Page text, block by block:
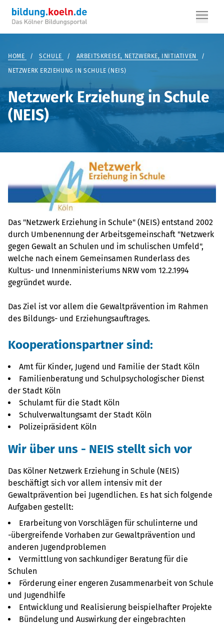
HOME / SCHULE / ARBEITSKREISE, NETZWERKE, INITIATIVEN /
NETZWERK ERZIEHUNG IN SCHULE (NEIS)
Netzwerk Erziehung in Schule
(NEIS)
Das "Netzwerk Erziehung in Schule" (NEIS) entstand 2002
durch Umbenennung der Arbeitsgemeinschaft "Netzwerk
gegen Gewalt an Schulen und im schulischen Umfeld",
welche nach einem Gemeinsamen Runderlass des
Kultus- und Innenministeriums NRW vom 12.2.1994
gegründet wurde.
Das Ziel ist vor allem die Gewaltprävention im Rahmen
des Bildungs- und Erziehungsauftrages.
Kooperationspartner sind:
Amt für Kinder, Jugend und Familie der Stadt Köln
Familienberatung und Schulpsychologischer Dienst
der Stadt Köln
Schulamt für die Stadt Köln
Schulverwaltungsamt der Stadt Köln
Polizeipräsident Köln
Wir über uns - NEIS stellt sich vor
Das Kölner Netzwerk Erziehung in Schule (NEIS)
beschäftigt sich vor allem intensiv mit der
Gewaltprävention bei Jugendlichen. Es hat sich folgende
Aufgaben gestellt:
Erarbeitung von Vorschlägen für schulinterne und
-übergreifende Vorhaben zur Gewaltprävention und
anderen Jugendproblemen
Vermittlung von sachkundiger Beratung für die
Schulen
Förderung einer engeren Zusammenarbeit von Schule
und Jugendhilfe
Entwicklung und Realisierung beispielhafter Projekte
Bündelung und Auswirkung der eingebrachten